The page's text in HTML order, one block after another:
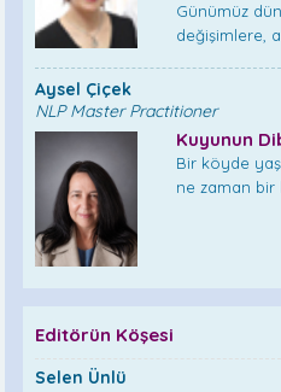
Günümüz
değişimlere,
Aysel Çiçek
NLP Master Practitioner
Kuyunun
Bir köyde
ne zaman bir
Editörün Köşesi
Selen Ünlü